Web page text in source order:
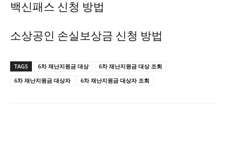
백신패스 신청 방법
소상공인 손실보상금 신청 방법
TAGS 6차 재난지원금 대상
6차 재난지원금 대상 조회
6차 재난지원금 대상자
6차 재난지원금 대상자 조회